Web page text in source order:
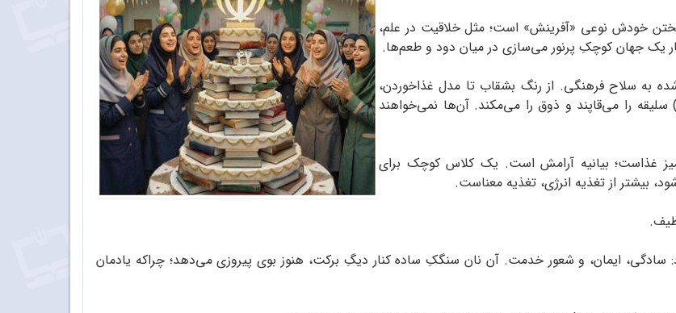
خودش نوعی «آفرینش» است؛ مثل خلاقیت در علم،
یک جهان کوچکِ پرنور می‌سازی در میان دود و طعم‌ها.
شده به سلاح فرهنگی. از رنگ بشقاب تا مدل غذاخوردن،
را می‌قاپند و ذوق را می‌مکند. آن‌ها نمی‌خواهند
غذاست؛ بیانیه‌ آرامش است. یک کلاس کوچک برای
بیشتر از تغذیه انرژی، تغذیه‌ معناست.
سادگی، ایمان، و شعور خدمت. آن نان سنگکِ ساده کنار دیگِ برکت، هنوز بوی پیروزی می‌دهد؛ چراکه یادمان